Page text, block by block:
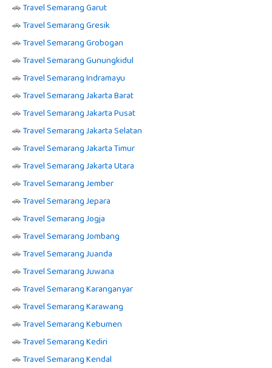
🚗Travel Semarang Garut
🚗Travel Semarang Gresik
🚗Travel Semarang Grobogan
🚗Travel Semarang Gunungkidul
🚗Travel Semarang Indramayu
🚗Travel Semarang Jakarta Barat
🚗Travel Semarang Jakarta Pusat
🚗Travel Semarang Jakarta Selatan
🚗Travel Semarang Jakarta Timur
🚗Travel Semarang Jakarta Utara
🚗Travel Semarang Jember
🚗Travel Semarang Jepara
🚗Travel Semarang Jogja
🚗Travel Semarang Jombang
🚗Travel Semarang Juanda
🚗Travel Semarang Juwana
🚗Travel Semarang Karanganyar
🚗Travel Semarang Karawang
🚗Travel Semarang Kebumen
🚗Travel Semarang Kediri
🚗Travel Semarang Kendal